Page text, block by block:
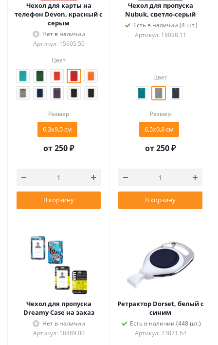
Чехол для карты на
телефон Devon, красный с
серым
Нет в наличии
Артикул: 15605.50
Цвет
Размер
6,3х9,5 см
от250 ₽
В корзину
Чехол для пропуска
Nubuk, светло-серый
Есть в наличии (4 шт.)
Артикул: 18098.11
Цвет
Размер
6,5х9,8 см
от250 ₽
В корзину
Чехол для пропуска
Dreamy Case на заказ
Нет в наличии
Артикул: 18489.00
Ретрактор Dorset, белый с
синим
Есть в наличии (448 шт.)
Артикул: 73871.64